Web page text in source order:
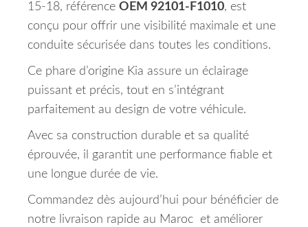
15-18, référence OEM 92101-F1010, est
conçu pour offrir une visibilité maximale et une
conduite sécurisée dans toutes les conditions.
Ce phare d’origine Kia assure un éclairage
puissant et précis, tout en s’intégrant
parfaitement au design de votre véhicule.
Avec sa construction durable et sa qualité
éprouvée, il garantit une performance fiable et
une longue durée de vie.
Commandez dès aujourd’hui pour bénéficier de
notre livraison rapide au Maroc et améliorer